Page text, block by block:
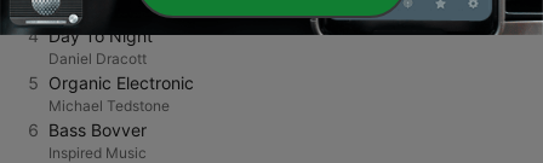
Igor Khainskyi
4 Day To Night
Daniel Dracott
5 Organic Electronic
Michael Tedstone
6 Bass Bovver
Inspired Music